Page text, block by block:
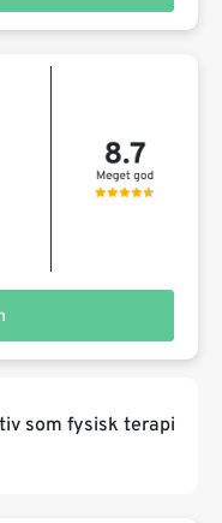
som fysisk terapi